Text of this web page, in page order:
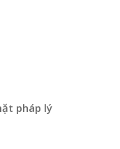
pháp lý